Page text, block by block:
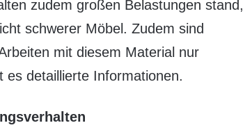
zudem großen Belastungen stand,
schwerer Möbel. Zudem sind
mit diesem Material nur
es detaillierte Informationen.